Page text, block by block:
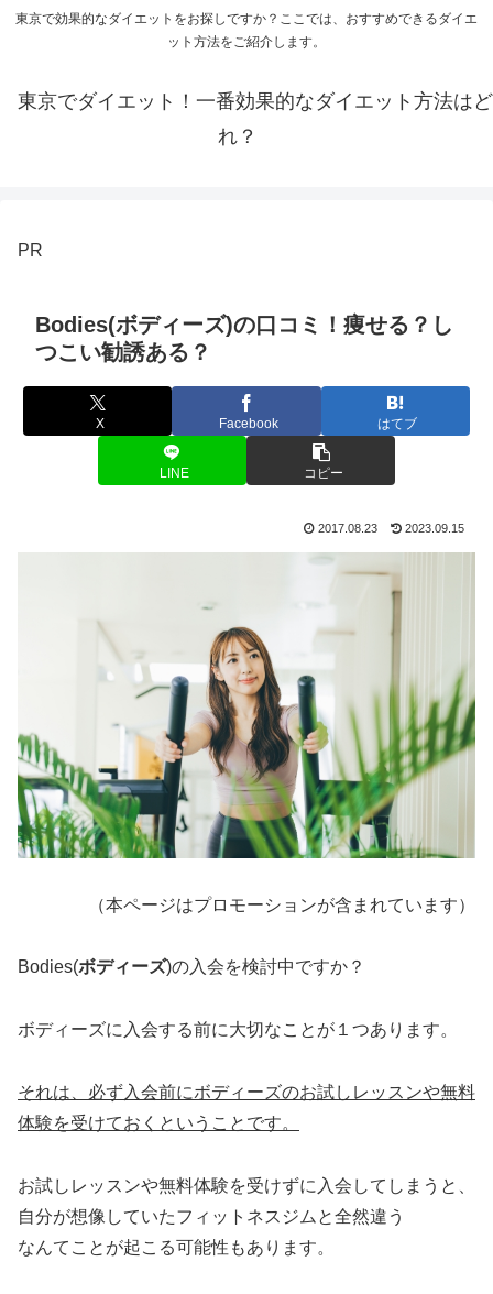
東京で効果的なダイエットをお探しですか？ここでは、おすすめできるダイエ
ット方法をご紹介します。
東京でダイエット！一番効果的なダイエット方法はど
れ？
PR
Bodies(ボディーズ)の口コミ！痩せる？し
つこい勧誘ある？
X Facebook はてブ
LINE コピー
2017.08.23 2023.09.15
（本ページはプロモーションが含まれています）
Bodies(ボディーズ)の入会を検討中ですか？
ボディーズに入会する前に大切なことが１つあります。
それは、必ず入会前にボディーズのお試しレッスンや無料
体験を受けておくということです。
お試しレッスンや無料体験を受けずに入会してしまうと、
自分が想像していたフィットネスジムと全然違う
なんてことが起こる可能性もあります。